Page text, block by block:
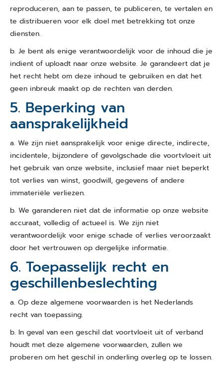
reproduceren, aan te passen, te publiceren, te vertalen en
te distribueren voor elk doel met betrekking tot onze
diensten.
b. Je bent als enige verantwoordelijk voor de inhoud die je
indient of uploadt naar onze website. Je garandeert dat je
het recht hebt om deze inhoud te gebruiken en dat het
geen inbreuk maakt op de rechten van derden.
5. Beperking van
aansprakelijkheid
a. We zijn niet aansprakelijk voor enige directe, indirecte,
incidentele, bijzondere of gevolgschade die voortvloeit uit
het gebruik van onze website, inclusief maar niet beperkt
tot verlies van winst, goodwill, gegevens of andere
immateriële verliezen.
b. We garanderen niet dat de informatie op onze website
accuraat, volledig of actueel is. We zijn niet
verantwoordelijk voor enige schade of verlies veroorzaakt
door het vertrouwen op dergelijke informatie.
6. Toepasselijk recht en
geschillenbeslechting
a. Op deze algemene voorwaarden is het Nederlands
recht van toepassing.
b. In geval van een geschil dat voortvloeit uit of verband
houdt met deze algemene voorwaarden, zullen we
proberen om het geschil in onderling overleg op te lossen.